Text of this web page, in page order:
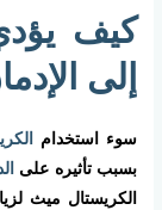
كيف
إلى
سوء استخدام
بسبب تأثيره على
الكريستال ميث